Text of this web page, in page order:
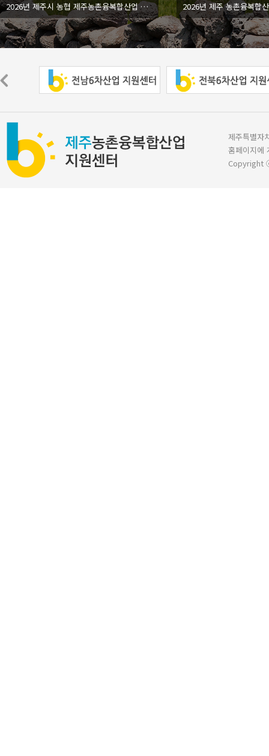
2026년 제주시 농협 제주농촌융복합산업 현황 및 전망...
제주특별자
홈페이지에
Copyright